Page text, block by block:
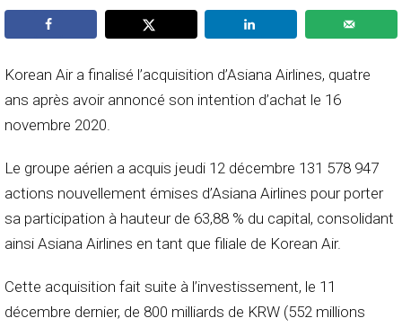
Korean Air a finalisé l’acquisition d’Asiana Airlines, quatre
ans après avoir annoncé son intention d’achat le 16
novembre 2020.
Le groupe aérien a acquis jeudi 12 décembre 131 578 947
actions nouvellement émises d’Asiana Airlines pour porter
sa participation à hauteur de 63,88 % du capital, consolidant
ainsi Asiana Airlines en tant que filiale de Korean Air.
Cette acquisition fait suite à l’investissement, le 11
décembre dernier, de 800 milliards de KRW (552 millions